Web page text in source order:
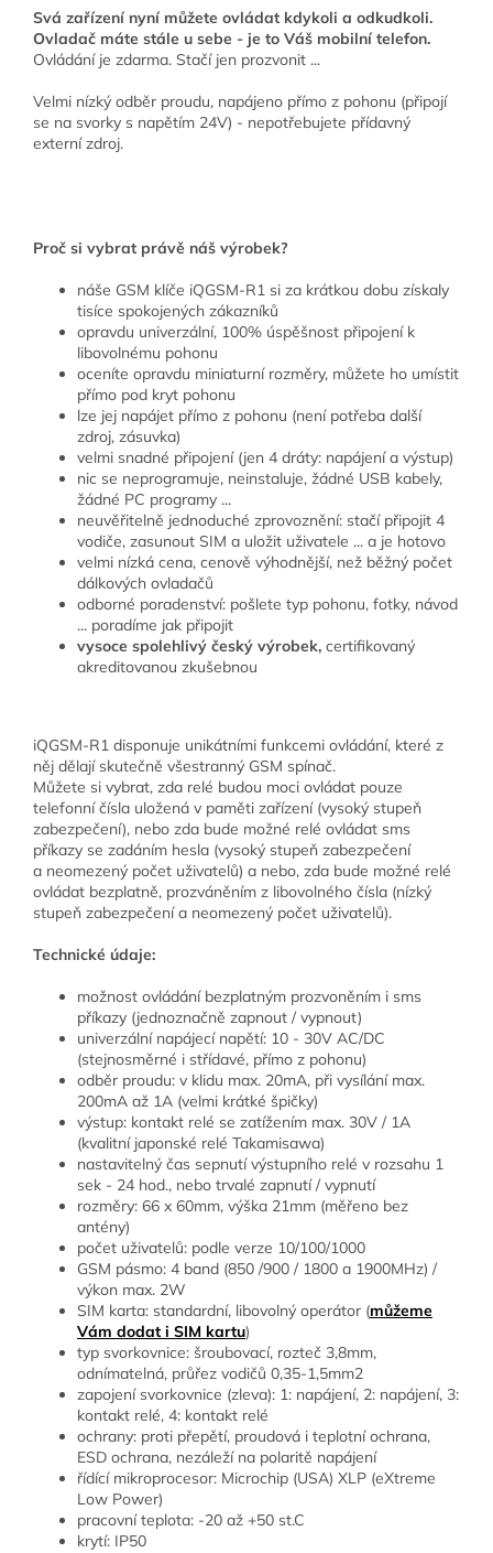
Svá zařízení nyní můžete ovládat kdykoli a odkudkoli.
Ovladač máte stále u sebe - je to Váš mobilní telefon.
Ovládání je zdarma. Stačí jen prozvonit ...
Velmi nízký odběr proudu, napájeno přímo z pohonu (připojí
se na svorky s napětím 24V) - nepotřebujete přídavný
externí zdroj.
Proč si vybrat právě náš výrobek?
náše GSM klíče iQGSM-R1 si za krátkou dobu získaly
tisíce spokojených zákazníků
opravdu univerzální, 100% úspěšnost připojení k
libovolnému pohonu
oceníte opravdu miniaturní rozměry, můžete ho umístit
přímo pod kryt pohonu
lze jej napájet přímo z pohonu (není potřeba další
zdroj, zásuvka)
velmi snadné připojení (jen 4 dráty: napájení a výstup)
nic se neprogramuje, neinstaluje, žádné USB kabely,
žádné PC programy ...
neuvěřitelně jednoduché zprovoznění: stačí připojit 4
vodiče, zasunout SIM a uložit uživatele ... a je hotovo
velmi nízká cena, cenově výhodnější, než běžný počet
dálkových ovladačů
odborné poradenství: pošlete typ pohonu, fotky, návod
... poradíme jak připojit
vysoce spolehlivý český výrobek, certifikovaný
akreditovanou zkušebnou
iQGSM-R1 disponuje unikátními funkcemi ovládání, které z
něj dělají skutečně všestranný GSM spínač.
Můžete si vybrat, zda relé budou moci ovládat pouze
telefonní čísla uložená v paměti zařízení (vysoký stupeň
zabezpečení), nebo zda bude možné relé ovládat sms
příkazy se zadáním hesla (vysoký stupeň zabezpečení
a neomezený počet uživatelů) a nebo, zda bude možné relé
ovládat bezplatně, prozváněním z libovolného čísla (nízký
stupeň zabezpečení a neomezený počet uživatelů).
Technické údaje:
možnost ovládání bezplatným prozvoněním i sms
příkazy (jednoznačně zapnout / vypnout)
univerzální napájecí napětí: 10 - 30V AC/DC
(stejnosměrné i střídavé, přímo z pohonu)
odběr proudu: v klidu max. 20mA, při vysílání max.
200mA až 1A (velmi krátké špičky)
výstup: kontakt relé se zatížením max. 30V / 1A
(kvalitní japonské relé Takamisawa)
nastavitelný čas sepnutí výstupního relé v rozsahu 1
sek - 24 hod., nebo trvalé zapnutí / vypnutí
rozměry: 66 x 60mm, výška 21mm (měřeno bez
antény)
počet uživatelů: podle verze 10/100/1000
GSM pásmo: 4 band (850 /900 / 1800 a 1900MHz) /
výkon max. 2W
SIM karta: standardní, libovolný operátor (můžeme
Vám dodat i SIM kartu)
typ svorkovnice: šroubovací, rozteč 3,8mm,
odnímatelná, průřez vodičů 0,35-1,5mm2
zapojení svorkovnice (zleva): 1: napájení, 2: napájení, 3:
kontakt relé, 4: kontakt relé
ochrany: proti přepětí, proudová i teplotní ochrana,
ESD ochrana, nezáleží na polaritě napájení
řídící mikroprocesor: Microchip (USA) XLP (eXtreme
Low Power)
pracovní teplota: -20 až +50 st.C
krytí: IP50